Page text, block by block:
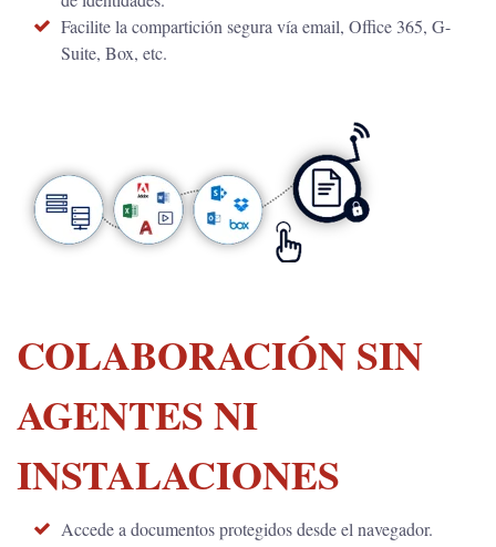
Facilite la compartición segura vía email, Office 365, G-
Suite, Box, etc.
COLABORACIÓN SIN
AGENTES NI
INSTALACIONES
Accede a documentos protegidos desde el navegador.